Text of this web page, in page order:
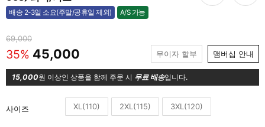
배송 2-3일 소요(주말/공휴일 제외) A/S 가능
가능
69,000
35% 45,000 무이자 할부 맴버십 안내
15,000원 이상인 상품을 함께 주문 시 무료 배송입니다.
사이즈 XL(110) 2XL(115) 3XL(120)